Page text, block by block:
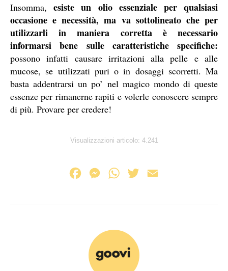
Insomma,esiste un olio essenziale per qualsiasi
occasione e necessità, ma va sottolineato che per
utilizzarli in maniera corretta è necessario
informarsi bene sulle caratteristiche specifiche:
possono infatti causare irritazioni alla pelle e alle
mucose, se utilizzati puri o in dosaggi scorretti. Ma
basta addentrarsi un po’ nel magico mondo di queste
essenze per rimanerne rapiti e volerle conoscere sempre
di più. Provare per credere!
Visualizzazioni articolo: 4.241
c
M
s
e
n
W
a
s
A
i
a